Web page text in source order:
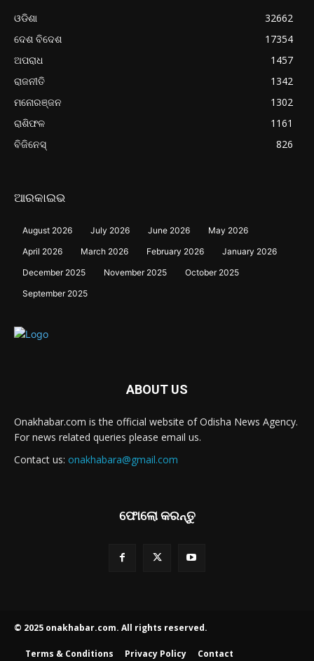
ଓଡିଶା
32662
ଦେଶ ବିଦେଶ
17354
ଅପରାଧ
1457
ରାଜନୀତି
1342
ମନୋରଞ୍ଜନ
1302
ରାଶିଫଳ
1161
ବିଜିନେସ୍
826
ଆରକାଇଭ
August 2026 July 2026 June 2026
May 2026
April 2026
March 2026 February 2026
January 2026
December 2025
November 2025
October 2025
September 2025
ABOUT US
Onakhabar.com is the official website of Odisha News Agency.
For news related queries please email us.
Contact us: onakhabara@gmail.com
ଫୋଲୋ କରନ୍ତୁ
© 2025 onakhabar.com. All rights reserved.
Terms & Conditions Privacy Policy Contact